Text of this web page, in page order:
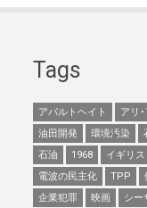
Tags
アパルトヘイト アリ
油田開発
環境汚染
石油
1968 イギリス
電波の民主化
TPP
企業犯罪
映画 シー